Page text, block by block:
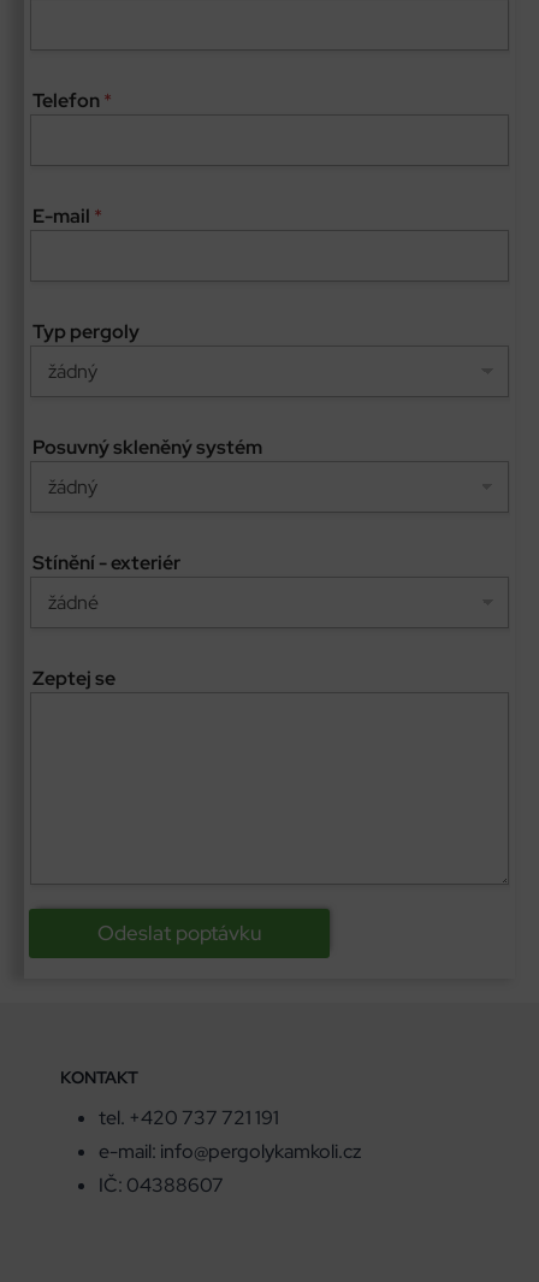
-
P
n
a
Telefon*
E-mail *
Typ pergoly
Posuvný skleněný systém
Stínění - exteriér
Zeptej se
Odeslat poptávku
KONTAKT
tel. +420 737 721 191
e-mail: info@pergolykamkoli.cz
IČ: 04388607